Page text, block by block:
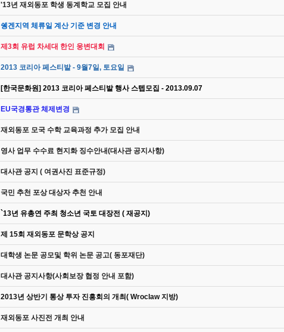
'13년 재외동포 학생 동계학교 모집 안내
쉥겐지역 체류일 계산 기준 변경 안내
제3회 유럽 차세대 한인 웅변대회
2013 코리아 페스티발 - 9월7일, 토요일
[한국문화원] 2013 코리아 페스티발 행사 스텝모집 - 2013.09.07
EU국경통관 체제변경
재외동포 모국 수학 교육과정 추가 모집 안내
영사 업무 수수료 현지화 징수안내(대사관 공지사항)
대사관 공지 ( 여권사진 표준규정)
국민 추천 포상 대상자 추천 안내
`13년 유총연 주최 청소년 국토 대장전 ( 재공지)
제 15회 재외동포 문학상 공지
대학생 논문 공모및 학위 논문 공고( 동포재단)
대사관 공지사항(사회보장 협정 안내 포함)
2013년 상반기 통상 투자 진흥회의 개최( Wroclaw 지방)
재외동포 사진전 개최 안내